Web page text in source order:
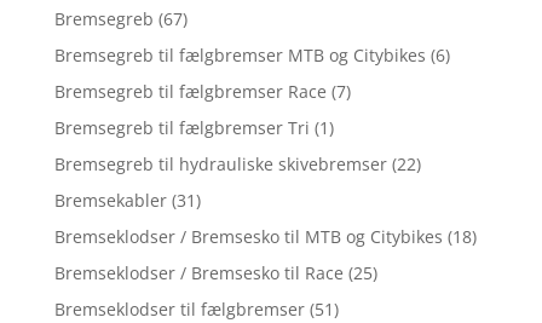
Bremsegreb (67)
Bremsegreb til fælgbremser MTB og Citybikes (6)
Bremsegreb til fælgbremser Race (7)
Bremsegreb til fælgbremser Tri (1)
Bremsegreb til hydrauliske skivebremser (22)
Bremsekabler (31)
Bremseklodser / Bremsesko til MTB og Citybikes (18)
Bremseklodser / Bremsesko til Race (25)
Bremseklodser til fælgbremser (51)